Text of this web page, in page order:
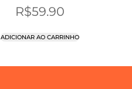
R$59.90
ADICIONAR AO CARRINHO